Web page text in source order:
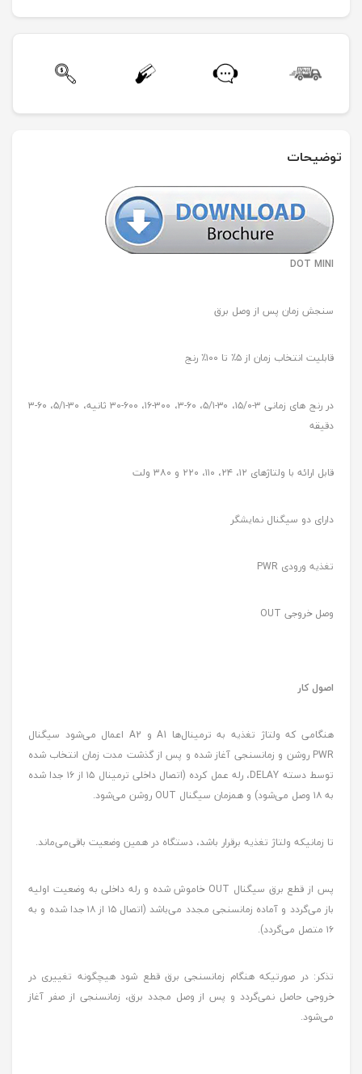
توضیحات
DOT MINI
سنجش زمان پس از وصل برق
قابلیت انتخاب زمان از ۵٪ تا ۱۰۰٪ رنج
در رنج های زمانی ٣-١۵/٠، ۳۰-۵/۱، ۶٠-٣، ٣٠٠-١۶، ۶٠٠-٣٠ ثانیه، ٣٠-۵/١، ۶٠-٣
دقیقه
قابل ارائه با ولتاژهای ١٢، ٢۴، ١١٠، ٢٢٠ و ٣٨٠ ولت
دارای دو سیگنال نمایشگر
تغذیه ورودی PWR
وصل خروجی OUT
اصول کار
هنگامی که ولتاژ تغذیه به ترمینال‌ها A1 و A2 اعمال می‌شود سیگنال
PWR روشن و زمانسنجی آغاز شده و پس از گذشت مدت زمان انتخاب شده
توسط دسته DELAY، رله عمل کرده (اتصال داخلی ترمینال ۱۵ از ۱۶ جدا شده
به ۱۸ وصل می‌شود) و همزمان سیگنال OUT روشن می‌شود.
تا زمانیکه ولتاژ تغذیه برقرار باشد، دستگاه در همین وضعیت باقی‌می‌ماند.
پس از قطع برق سیگنال OUT خاموش شده و رله داخلی به وضعیت اولیه
باز می‌گردد و آماده زمانسنجی مجدد می‌باشد (اتصال ۱۵ از ۱۸ جدا شده و به
۱۶ متصل می‌گردد).
تذکر: در صورتیکه هنگام زمانسنجی برق قطع شود هیچگونه تغییری در
خروجی حاصل نمی‌گردد و پس از وصل مجدد برق، زمانسنجی از صفر آغاز
می‌شود.